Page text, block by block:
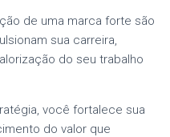
de uma marca forte são
sua carreira,
do seu trabalho
você fortalece sua
do valor que